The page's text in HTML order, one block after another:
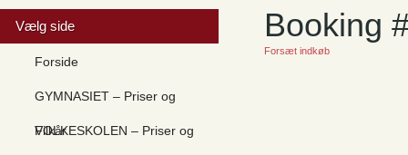
Vælg side
Forside
GYMNASIET – Priser og
Vilkår
FOLKESKOLEN – Priser og
Booking
Forsæt indkøb